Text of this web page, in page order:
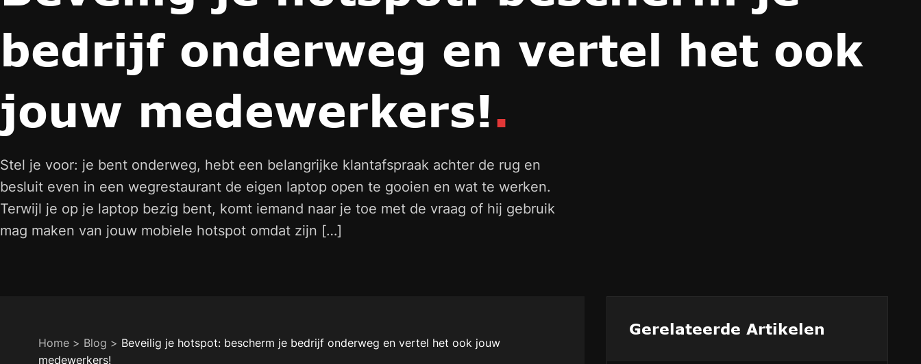
bedrijf onderweg en vertel het ook
jouw medewerkers!.
Stel je voor: je bent onderweg, hebt een belangrijke klantafspraak achter de rug en
besluit even in een wegrestaurant de eigen laptop open te gooien en wat te werken.
Terwijl je op je laptop bezig bent, komt iemand naar je toe met de vraag of hij gebruik
mag maken van jouw mobiele hotspot omdat zijn […]
Home > Blog > Beveilig je hotspot: bescherm je bedrijf onderweg en vertel het ook jouw
medewerkers!
Gerelateerde Artikelen